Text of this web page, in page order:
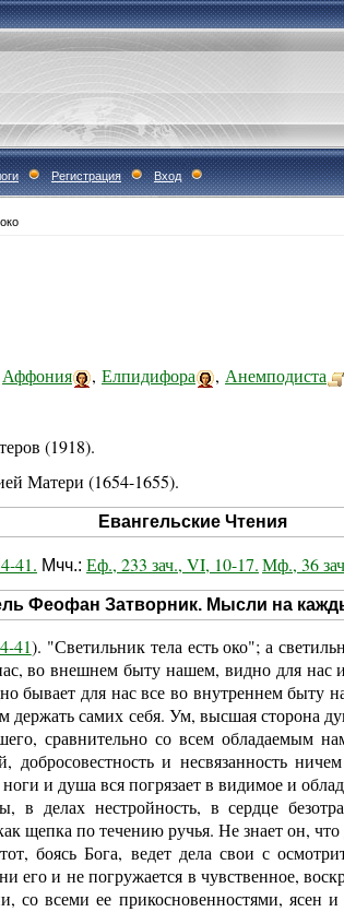
Регистрация Вход
Аффония , Елпидифора , Анемподиста
(1918).
Матери (1654-1655).
Евангельские Чтения
41. Мчч.: Еф., 233 зач., VI, 10-17.Мф., 36
Феофан Затворник. Мысли на
41). "Светильник тела есть око"; а
во внешнем быту нашем, видно для нас
бывает для нас все во внутреннем
держать самих себя. Ум, высшая сторона
сравнительно со всем обладаемым
добросовестность и несвязанность
ноги и душа вся погрязает в видимое и
в делах нестройность, в сердце
щепка по течению ручья. Не знает он,
боясь Бога, ведет дела свои с
его и не погружается в чувственное,
со всеми ее прикосновенностями, ясен